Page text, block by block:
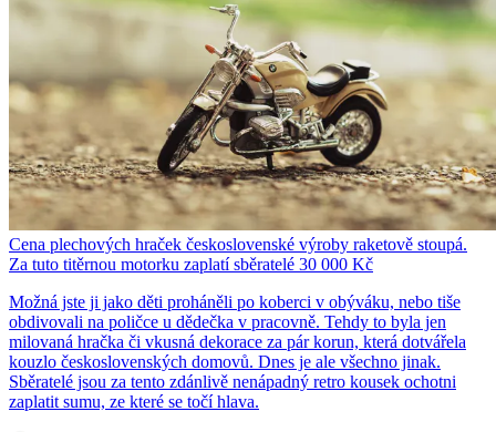
Cena plechových hraček československé výroby raketově stoupá.
Za tuto titěrnou motorku zaplatí sběratelé 30 000 Kč
Možná jste ji jako děti proháněli po koberci v obýváku, nebo tiše
obdivovali na poličce u dědečka v pracovně. Tehdy to byla jen
milovaná hračka či vkusná dekorace za pár korun, která dotvářela
kouzlo československých domovů. Dnes je ale všechno jinak.
Sběratelé jsou za tento zdánlivě nenápadný retro kousek ochotni
zaplatit sumu, ze které se točí hlava.